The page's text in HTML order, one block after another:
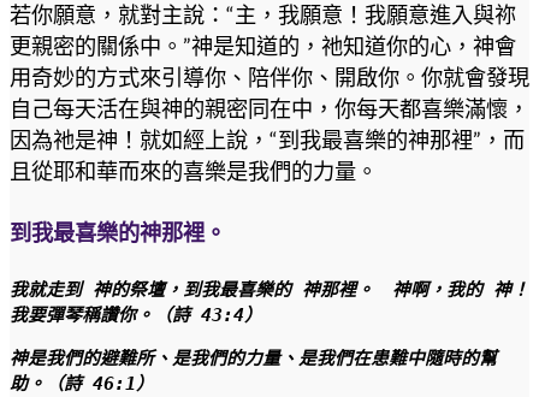
若你願意，就對主說：“主，我願意！我願意進入與祢
更親密的關係中。”神是知道的，祂知道你的心，神會
用奇妙的方式來引導你、陪伴你、開啟你。你就會發現
自己每天活在與神的親密同在中，你每天都喜樂滿懷，
因為祂是神！就如經上說，“到我最喜樂的神那裡”，而
且從耶和華而來的喜樂是我們的力量。
到我最喜樂的神那裡。
我就走到 神的祭壇，到我最喜樂的 神那裡。　神啊，我的 神！
我要彈琴稱讚你。（詩 43:4）
神是我們的避難所、是我們的力量、是我們在患難中隨時的幫
助。（詩 46:1）